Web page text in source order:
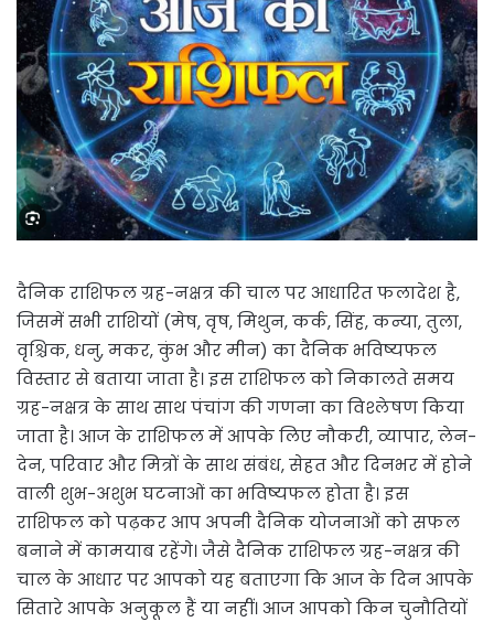
दैनिक राशिफल ग्रह-नक्षत्र की चाल पर आधारित फलादेश है,
जिसमें सभी राशियों (मेष, वृष, मिथुन, कर्क, सिंह, कन्या, तुला,
वृश्चिक, धनु, मकर, कुंभ और मीन) का दैनिक भविष्यफल
विस्तार से बताया जाता है। इस राशिफल को निकालते समय
ग्रह-नक्षत्र के साथ साथ पंचांग की गणना का विश्लेषण किया
जाता है। आज के राशिफल में आपके लिए नौकरी, व्यापार, लेन-
देन, परिवार और मित्रों के साथ संबंध, सेहत और दिनभर में होने
वाली शुभ-अशुभ घटनाओं का भविष्यफल होता है। इस
राशिफल को पढ़कर आप अपनी दैनिक योजनाओं को सफल
बनाने में कामयाब रहेंगे। जैसे दैनिक राशिफल ग्रह-नक्षत्र की
चाल के आधार पर आपको यह बताएगा कि आज के दिन आपके
सितारे आपके अनुकूल हैं या नहीं। आज आपको किन चुनौतियों